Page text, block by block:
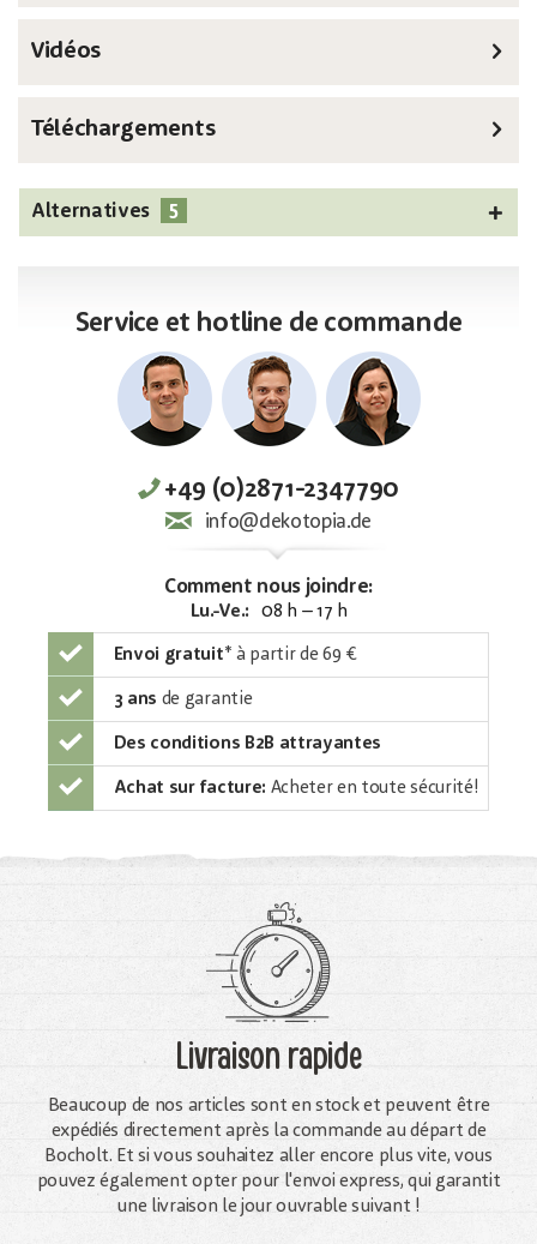
Vidéos
Téléchargements
Alternatives 5
Service et hotline de commande
+49 (0)2871-2347790
info@dekotopia.de
Comment nous joindre:
Lu.-Ve.: 08 h – 17 h
Envoi gratuit* à partir de 69 €
3 ans de garantie
Des conditions B2B attrayantes
Achat sur facture: Acheter en toute sécurité!
Livraison rapide
Beaucoup de nos articles sont en stock et peuvent être
expédiés directement après la commande au départ de
Bocholt. Et si vous souhaitez aller encore plus vite, vous
pouvez également opter pour l'envoi express, qui garantit
une livraison le jour ouvrable suivant !